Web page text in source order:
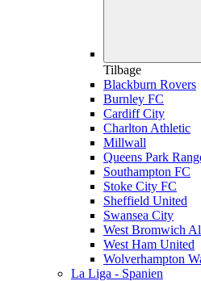
Tilbage
Blackburn Rovers
Burnley FC
Cardiff City
Charlton Athletic
Millwall
Queens Park
Southampton FC
Stoke City FC
Sheffield United
Swansea City
West Bromwich
West Ham United
Wolverhampton
La Liga - Spanien